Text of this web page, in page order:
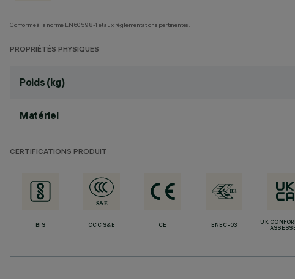
Conforme à la norme EN60598-1 et aux réglementations pertinentes.
PROPRIÉTÉS PHYSIQUES
Poids (kg)
Matériel
CERTIFICATIONS PRODUIT
BIS CCC S&E CE ENEC-03
UK